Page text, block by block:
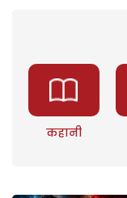
कहानी